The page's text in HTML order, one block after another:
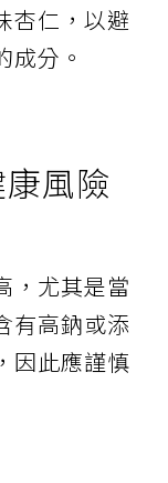
杏仁，以避
成分。
風險
，尤其是當
有高鈉或添
因此應謹慎